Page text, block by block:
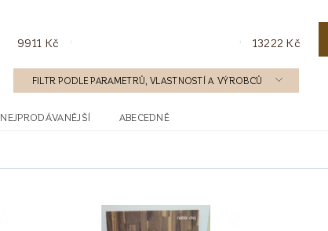
9911 Kč 13222 Kč
FILTR PODLE PARAMETRŮ, VLASTNOSTÍ A VÝROBCŮ
NEJPRODÁVANĚJŠÍ ABECEDNĚ